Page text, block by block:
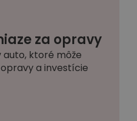
za opravy
auto, ktoré môže
a investície